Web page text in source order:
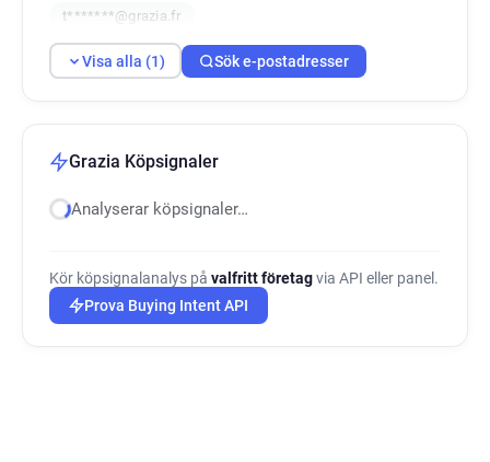
t*******@grazia.fr
Visa alla (1) Sök e-postadresser
Grazia Köpsignaler
Analyserar köpsignaler…
Kör köpsignalanalys på valfritt företagvia API eller panel.
Prova Buying Intent API